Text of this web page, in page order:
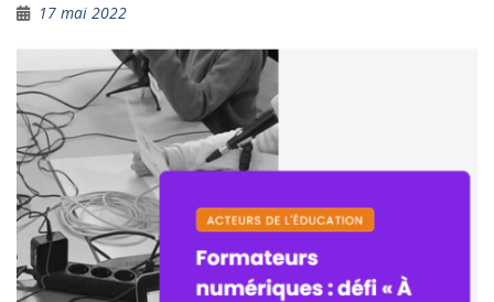
17 mai 2022